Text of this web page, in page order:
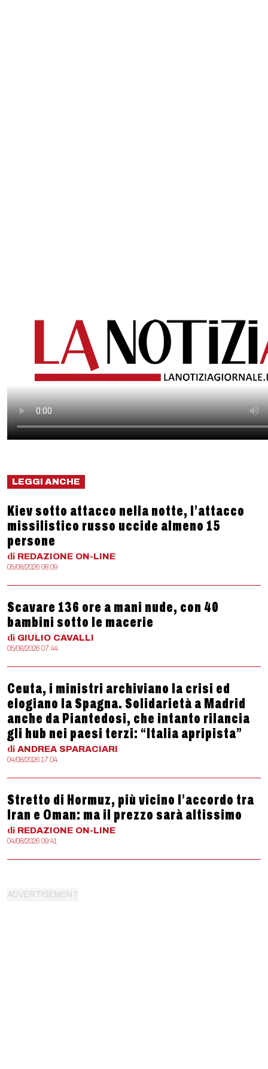
LEGGI ANCHE
Kiev sotto attacco nella notte, l’attacco
missilistico russo uccide almeno 15
persone
di REDAZIONE ON-LINE
05/08/2026 08:09
Scavare 136 ore a mani nude, con 40
bambini sotto le macerie
di GIULIO CAVALLI
05/08/2026 07:44
Ceuta, i ministri archiviano la crisi ed
elogiano la Spagna. Solidarietà a Madrid
anche da Piantedosi, che intanto rilancia
gli hub nei paesi terzi: “Italia apripista”
di ANDREA SPARACIARI
04/08/2026 17:04
Stretto di Hormuz, più vicino l’accordo tra
Iran e Oman: ma il prezzo sarà altissimo
di REDAZIONE ON-LINE
04/08/2026 09:41